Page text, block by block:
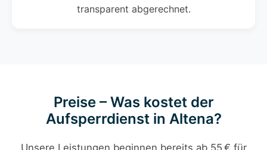
transparent abgerechnet.
Preise – Was kostet der
Aufsperrdienst in Altena?